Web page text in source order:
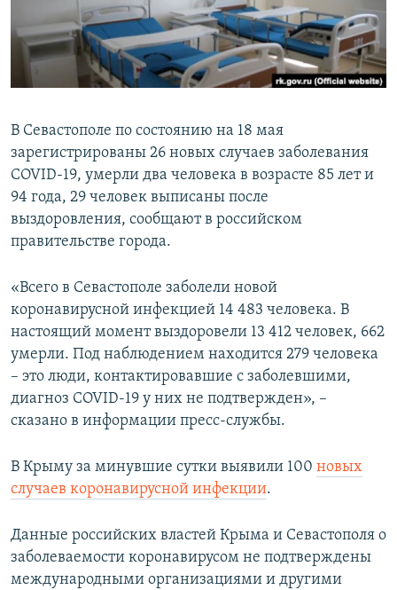
ПОБЕДИТЕЛЕЙ НЕ СУДЯТ?
КРЫМ.НЕПОКОРЕННЫЙ
ELIFBE
ПРИСОЕДИНЯЙТЕСЬ!
Все сайты RFE/RL
В Севастополе по состоянию на 18 мая
зарегистрированы 26 новых случаев заболевания
COVID-19, умерли два человека в возрасте 85 лет и
94 года, 29 человек выписаны после
выздоровления, сообщают в российском
правительстве города.
«Всего в Севастополе заболели новой
коронавирусной инфекцией 14 483 человека. В
настоящий момент выздоровели 13 412 человек, 662
умерли. Под наблюдением находится 279 человека
– это люди, контактировавшие с заболевшими,
диагноз COVID-19 у них не подтвержден», –
сказано в информации пресс-службы.
В Крыму за минувшие сутки выявили 100 новых
случаев коронавирусной инфекции.
Данные российских властей Крыма и Севастополя о
заболеваемости коронавирусом не подтверждены
международными организациями и другими